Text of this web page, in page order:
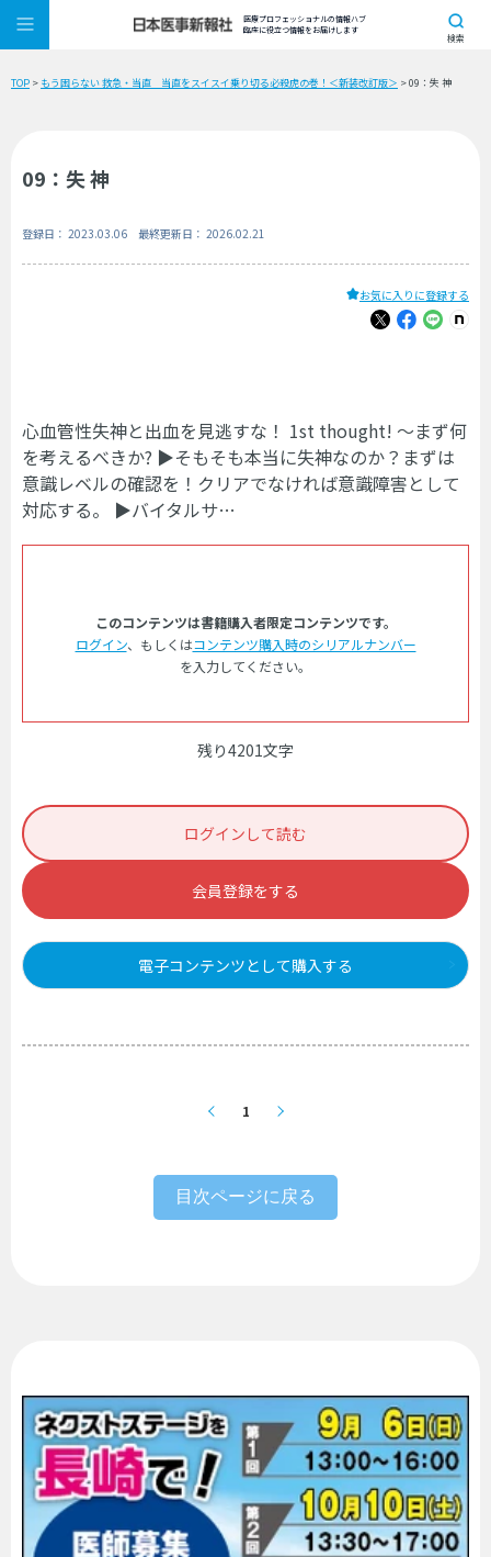
医療プロフェッショナルの情報ハブ
臨床に役立つ情報をお届けします
検索
TOP > もう困らない 救急・当直 当直をスイスイ乗り切る必殺虎の巻！＜新装改訂版＞ > 09：失 神
09：失 神
登録日： 2023.03.06 最終更新日： 2026.02.21
お気に入りに登録する
心血管性失神と出血を見逃すな！ 1st thought! 〜まず何
を考えるべきか? ▶そもそも本当に失神なのか？まずは
意識レベルの確認を！クリアでなければ意識障害として
対応する。 ▶バイタルサ…
このコンテンツは書籍購入者限定コンテンツです。
ログイン、もしくはコンテンツ購入時のシリアルナンバー
を入力してください。
残り4201文字
ログインして読む
会員登録をする
電子コンテンツとして購入する
1
目次ページに戻る